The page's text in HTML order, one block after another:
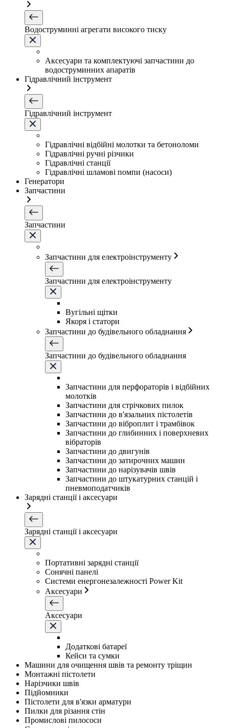
Водоструминні агрегати високого тиску
Аксесуари та комплектуючі запчастини до
водоструминних апаратів
Гідравлічний інструмент
Гідравлічний інструмент
Гідравлічні відбійні молотки та бетоноломи
Гідравлічні ручні різчики
Гідравлічні станції
Гідравлічні шламові помпи (насоси)
Генератори
Запчастини
Запчастини
Запчастини для електроінструменту
Запчастини для електроінструменту
Вугільні щітки
Якоря і статори
Запчастини до будівельного обладнання
Запчастини до будівельного обладнання
Запчастини для перфораторів і відбійних
молотків
Запчастини для стрічкових пилок
Запчастини до в'язальних пістолетів
Запчастини до віброплит і трамбівок
Запчастини до глибинних і поверхневих
вібраторів
Запчастини до двигунів
Запчастини до затирочних машин
Запчастини до нарізувачів швів
Запчастини до штукатурних станцій і
пневмоподатчиків
Зарядні станції і аксесуари
Зарядні станції і аксесуари
Портативні зарядні станції
Сонячні панелі
Системи енергонезалежності Power Kit
Аксесуари
Аксесуари
Додаткові батареї
Кейси та сумки
Машини для очищення швів та ремонту тріщин
Монтажні пістолети
Нарізчики швів
Підйомники
Пістолети для в'язки арматури
Пилки для різання стін
Промислові пилососи